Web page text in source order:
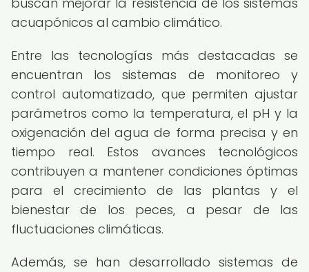
acuapónicos al cambio climático.
Entre las tecnologías más destacadas se
encuentran los sistemas de monitoreo y
control automatizado, que permiten ajustar
parámetros como la temperatura, el pH y la
oxigenación del agua de forma precisa y en
tiempo real. Estos avances tecnológicos
contribuyen a mantener condiciones óptimas
para el crecimiento de las plantas y el
bienestar de los peces, a pesar de las
fluctuaciones climáticas.
Además, se han desarrollado sistemas de